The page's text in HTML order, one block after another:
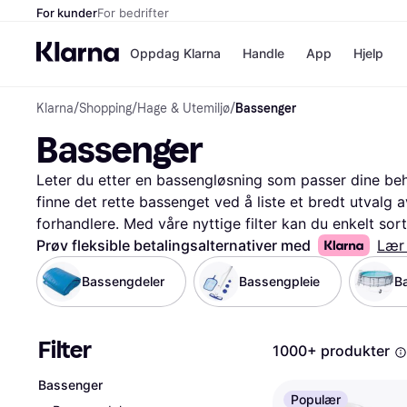
For kunderFor bedrifter
Oppdag Klarna
Betal i 3 deler
Betal innen
Finansiering
Vipps
Handle App Hjelp
Klarna/Shopping/Hage & Utemiljø/Bassenger
Bassenger
Leter du etter en bassengløsning som passer dine
finne det rette bassenget ved å liste et bredt utvalg
forhandlere. Med våre nyttige filter kan du enkelt
materiale. Dette gjør det enklere for deg å velge det
hage og ditt budsjett. Du kan også lese
erfaringer med produktet. Vi sørger for at du finner
verdi for pengene. Start her for å finne ditt nye
Prøv fleksible betalingsalternativer med Lær
Bassengdeler Bassengpleie
Filter
Bassenger
1000+ produkter
Populær